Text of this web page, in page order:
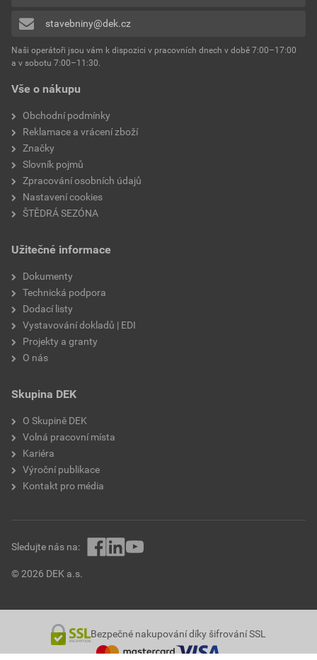
Vše o nákupu
Obchodní podmínky
Reklamace a vrácení zboží
Značky
Slovník pojmů
Zpracování osobních údajů
Nastavení cookies
ŠTĚDRÁ SEZÓNA
Užitečné informace
Dokumenty
Technická podpora
Dodací listy
Vystavování dokladů | EDI
Projekty a granty
O nás
Skupina DEK
O Skupině DEK
Volná pracovní místa
Kariéra
Výroční publikace
Kontakt pro média
stavebniny@dek.cz
Naši operátoři jsou vám k dispozici v pracovních dnech v době 7:00–17:00
a v sobotu 7:00–11:30.
© 2026 DEK a.s.
Sledujte nás na:
Bezpečné nakupování díky šifrování SSL